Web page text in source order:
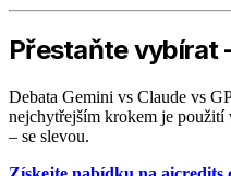
Přestaňte vybírat
Debata Gemini vs Claude vs
nejchytřejším krokem je použití
– se slevou.